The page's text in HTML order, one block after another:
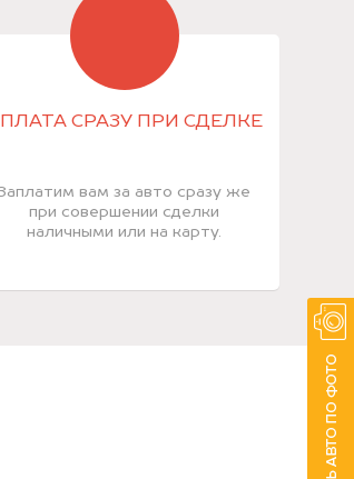
СРАЗУ ПРИ СДЕЛКЕ
вам за авто сразу же
при совершении сделки
наличными или на карту.